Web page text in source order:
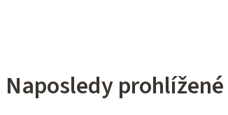
Naposledy prohlížené